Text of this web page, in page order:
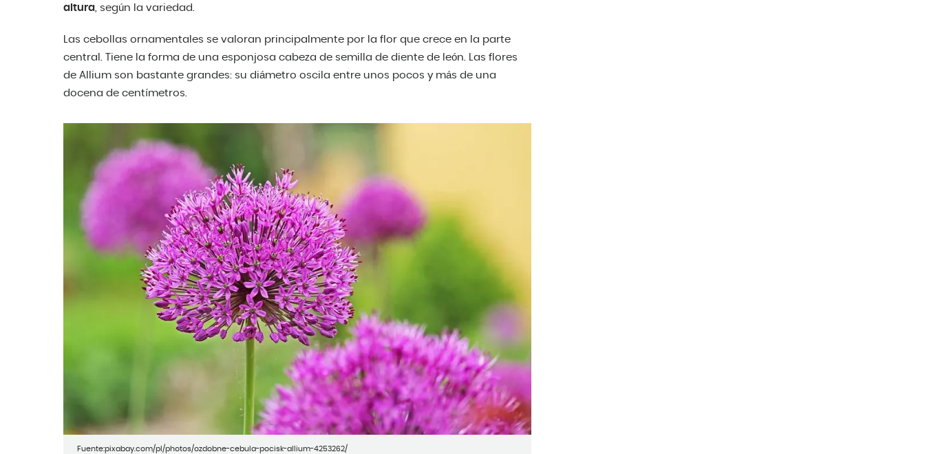
altura, según la variedad.
Las cebollas ornamentales se valoran principalmente por la flor que crece en la parte
central. Tiene la forma de una esponjosa cabeza de semilla de diente de león. Las flores
de Allium son bastante grandes: su diámetro oscila entre unos pocos y más de una
docena de centímetros.
Fuente:pixabay.com/pl/photos/ozdobne-cebula-pocisk-allium-4253262/